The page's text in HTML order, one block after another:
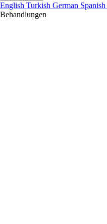
English Turkish German Spanish
Behandlungen